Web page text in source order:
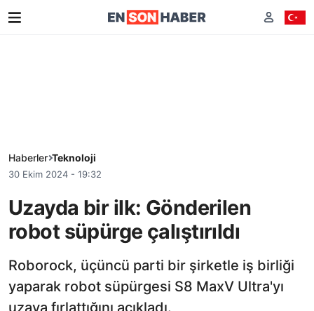
Haberler Teknoloji
30 Ekim 2024 - 19:32
Uzayda bir ilk: Gönderilen
robot süpürge çalıştırıldı
Roborock, üçüncü parti bir şirketle iş birliği
yaparak robot süpürgesi S8 MaxV Ultra'yı
uzaya fırlattığını açıkladı.